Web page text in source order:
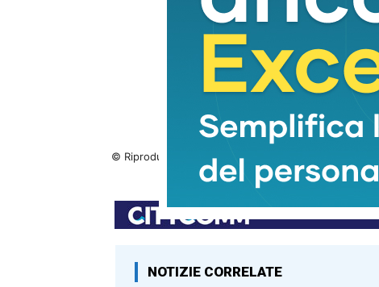
© Riproduzione riservata
NOTIZIE CORRELATE